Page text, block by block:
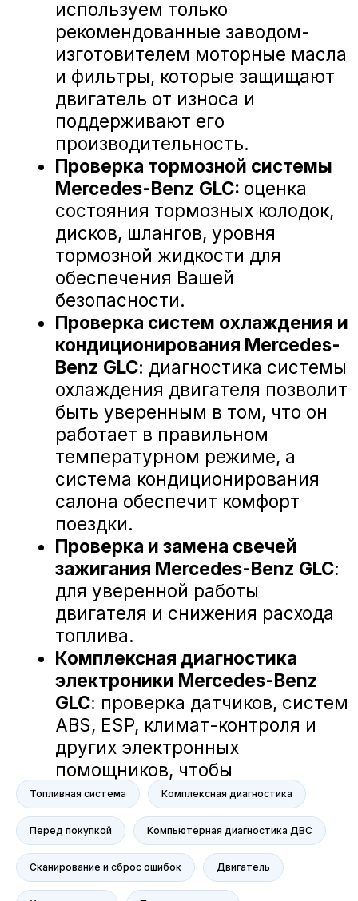
Топливная система Комплексная диагностика
Перед покупкой Компьютерная диагностика ДВС
Сканирование и сброс ошибок Двигатель
Mercedes-Benz
Porsche
Volkswagen
NORDCROSS (Lynk&Co)
Сервис
Сервис Nissan
Сервис Mercedes-Benz
Сервис BMW
«А-ДРАЙВ» ОФИЦИАЛЬНЫЙ ДИЛЕР
Сервис Porsche
Сервис Voyah
Сервис AITO SERES
Сервис Volkswagen
Voyah
M-Hero
AITO SERES
Nissan
Haval
Evolute